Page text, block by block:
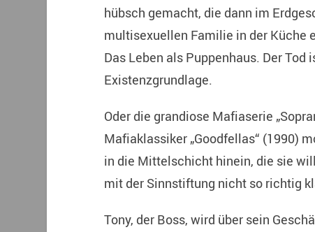
hübsch gemacht, die dann im
multisexuellen Familie in der Küche
Das Leben als Puppenhaus. Der
Existenzgrundlage.
Oder die grandiose Mafiaserie
Mafiaklassiker „Goodfellas“ (1990)
in die Mittelschicht hinein, die sie
mit der Sinnstiftung nicht so richtig
Tony, der Boss, wird über sein